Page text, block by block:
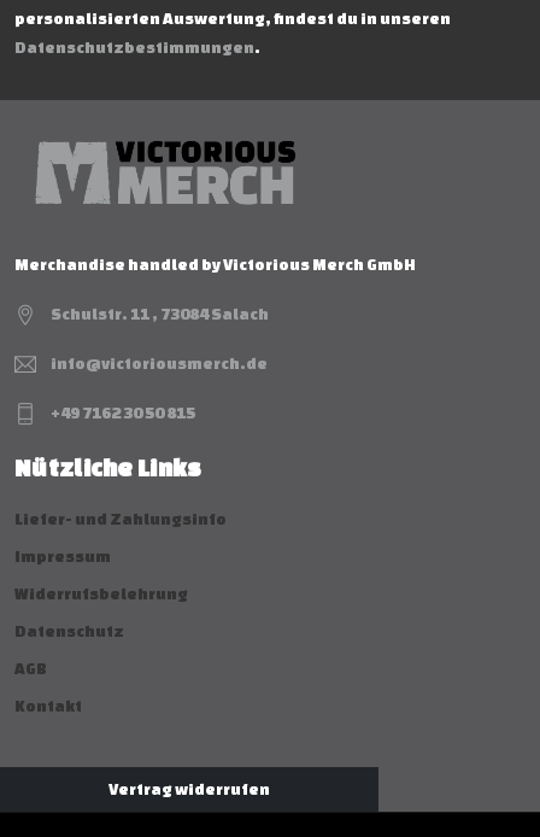
personalisierten Auswertung, findest du in unseren
Datenschutzbestimmungen.
Merchandise handled by Victorious Merch GmbH
Schulstr. 11 , 73084 Salach
info@victoriousmerch.de
+49 7162 30 50 815
Nützliche Links
Liefer- und Zahlungsinfo
Impressum
Widerrufsbelehrung
Datenschutz
AGB
Kontakt
Vertrag widerrufen